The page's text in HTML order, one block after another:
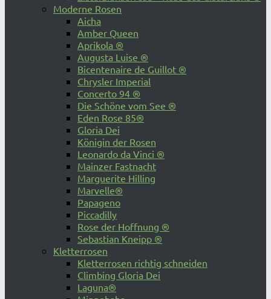
Moderne Rosen
Aicha
Amber Queen
Aprikola ®
Augusta Luise ®
Bicentenaire de Guillot ®
Chrysler Imperial
Concerto 94 ®
Die Schöne vom See ®
Eden Rose 85®
Gloria Dei
Königin der Rosen
Leonardo da Vinci ®
Mainzer Fastnacht
Marguerite Hilling
Marvelle®
Papageno
Piccadilly
Rose der Hoffnung ®
Sebastian Kneipp ®
Kletterrosen
Kletterrosen richtig schneiden
Climbing Gloria Dei
Laguna®